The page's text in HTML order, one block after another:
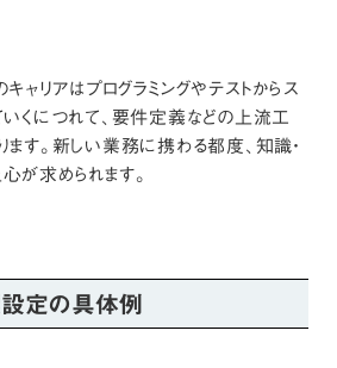
ャリアはプログラミングやテストからス
いくにつれて、要件定義などの上流工
す。新しい業務に携わる都度、知識・
が求められます。
定の具体例